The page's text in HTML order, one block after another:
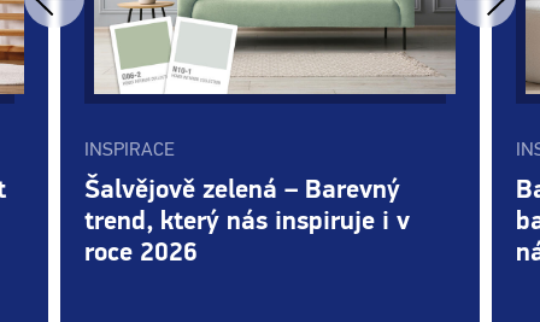
INSPIRACE
Šalvějově zelená – Barevný
trend, který nás inspiruje i v
roce 2026